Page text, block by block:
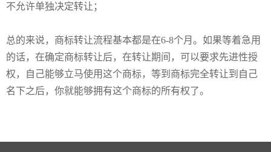
不允许单独决定转让；
总的来说，商标转让流程基本都是在6-8个月 。 如果等着急用
的话，在确定商标转让后，在转让期间，可以要求先进性授
权，自己能够立马使用这个商标，等到商标完全转让到自己
名下之后，你就能够拥有这个商标的所有权了。